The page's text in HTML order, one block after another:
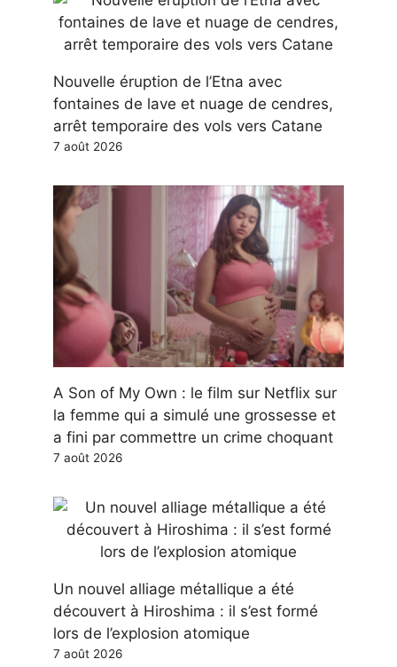
Nouvelle éruption de l’Etna avec
fontaines de lave et nuage de cendres,
arrêt temporaire des vols vers Catane
7 août 2026
A Son of My Own : le film sur Netflix sur
la femme qui a simulé une grossesse et
a fini par commettre un crime choquant
7 août 2026
Un nouvel alliage métallique a été
découvert à Hiroshima : il s’est formé
lors de l’explosion atomique
7 août 2026